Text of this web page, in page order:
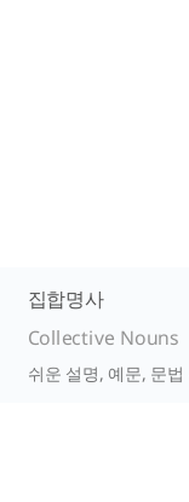
집합명사
Collective Nouns
쉬운 설명, 예문, 문